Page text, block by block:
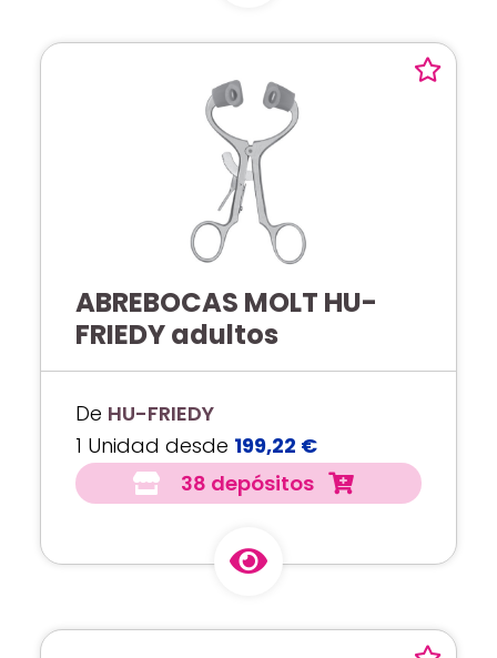
ABREBOCAS MOLT HU-
FRIEDY adultos
De HU-FRIEDY
1 Unidad desde 199,22 €
38 depósitos